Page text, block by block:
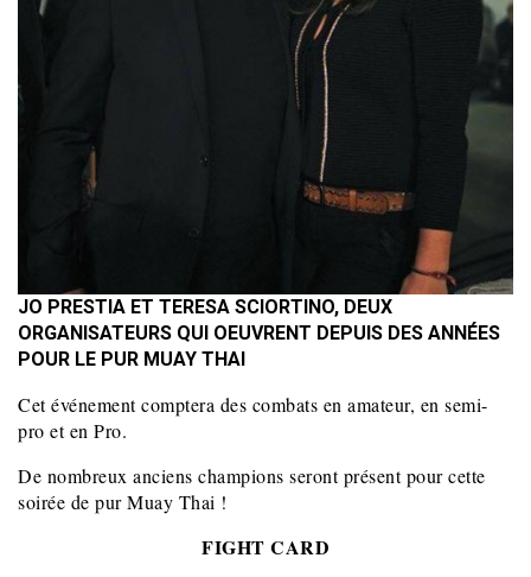
JO PRESTIA ET TERESA SCIORTINO, DEUX
ORGANISATEURS QUI OEUVRENT DEPUIS DES ANNÉES
POUR LE PUR MUAY THAI
Cet événement comptera des combats en amateur, en semi-
pro et en Pro.
De nombreux anciens champions seront présent pour cette
soirée de pur Muay Thai !
FIGHT CARD